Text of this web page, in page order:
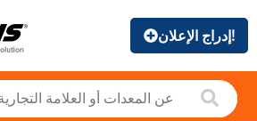
إدراج الإعلان!